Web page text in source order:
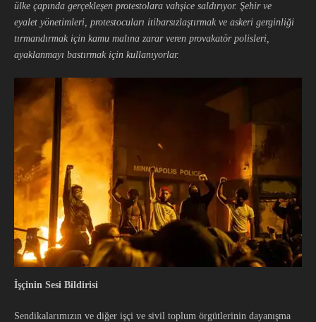
ülke çapında gerçekleşen protestolara vahşice saldırıyor. Şehir ve
eyalet yönetimleri, protestocuları itibarsızlaştırmak ve askeri gerginliği
tırmandırmak için kamu malına zarar veren provakatör polisleri,
ayaklanmayı bastırmak için kullanıyorlar.
İşçinin Sesi Bildirisi
Sendikalarımızın ve diğer işçi ve sivil toplum örgütlerinin dayanışma